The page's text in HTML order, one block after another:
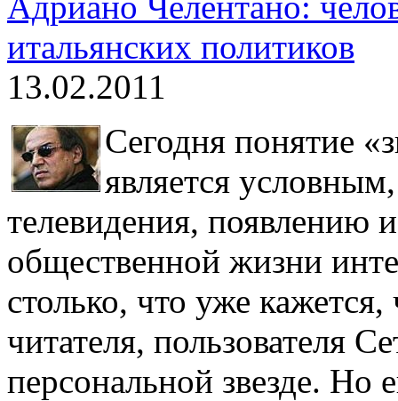
итальянских политиков
13.02.2011
Сегодня понятие
является
телевидения, появлению
общественной жизни
столько, что уже
читателя, пользователя
персональной звезде. Но